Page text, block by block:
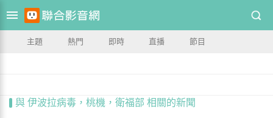
主題 熱門 即時 直播 節目
與 伊波拉病毒，桃機，衛福部 相關的新聞